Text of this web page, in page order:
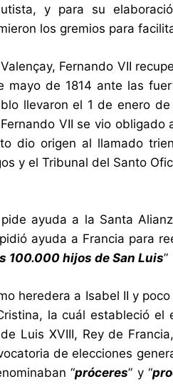
y para su
los gremios para
Fernando VII
de 1814 ante las
llevaron el 1 de enero
VII se vio
dio origen al llamado
y el Tribunal del Santo
ayuda a la Santa
ayuda a Francia para
100.000 hijos de San Luis”
heredera a Isabel II y
la cuál estableció
Luis XVIII, Rey de
de elecciones
“próceres” y “